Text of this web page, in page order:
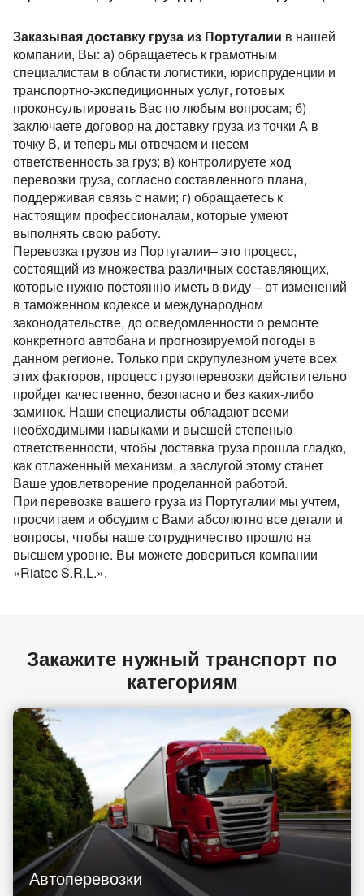
Автовоз, перевозки Автомобилей
Для Негабаритных грузов
Цельномет. Изотерма
Для Опасного груза ADR
Для Сборного груза от 200кг
Грузовые авиа перевозки
Зерновозы, перевозка зерна
Автоперевозки спецтехники
Перевозки и доставка контейнеров
Размеры контейнеров
Стоимость морских перевозок
Перевозки морем по странам
Перевозим грузы по морю
Типы ж.д. вагонов и контейнеров
Направления Ж.Д. перевозок
Стоимость перевозок ж.д вагонами
Ж.Д. вагоны, галерея
Посылки и мелкие грузы
Стоимость перевозки посылок
Доставка посылки из и в Европу
Доставка посылки Страны СНГ
Посылки из Азии, и USA
Транспорт для доставки посылок
Авто грузы
Грузы для морских перевозок.
Грузы для Ж.Д. перевозок
Грузы для авиа перевозок
Добавить транспорт
Все типы транспорта
Авто транспорт
Ж.Д. транспорт
Морской транспорт
Авиа транспорт
Контактное лицо
Контактный телефон
E-mail
Отправляя заявку, вы соглашаетесь на обработку
персональных данных.
Заказывая доставку груза из Португалии в нашей
компании, Вы: а) обращаетесь к грамотным
специалистам в области логистики, юриспруденции и
транспортно-экспедиционных услуг, готовых
проконсультировать Вас по любым вопросам; б)
заключаете договор на доставку груза из точки А в
точку В, и теперь мы отвечаем и несем
ответственность за груз; в) контролируете ход
перевозки груза, согласно составленного плана,
поддерживая связь с нами; г) обращаетесь к
настоящим профессионалам, которые умеют
выполнять свою работу.
Перевозка грузов из Португалии– это процесс,
состоящий из множества различных составляющих,
которые нужно постоянно иметь в виду – от изменений
в таможенном кодексе и международном
законодательстве, до осведомленности о ремонте
конкретного автобана и прогнозируемой погоды в
данном регионе. Только при скрупулезном учете всех
этих факторов, процесс грузоперевозки действительно
пройдет качественно, безопасно и без каких-либо
заминок. Наши специалисты обладают всеми
необходимыми навыками и высшей степенью
ответственности, чтобы доставка груза прошла гладко,
как отлаженный механизм, а заслугой этому станет
Ваше удовлетворение проделанной работой.
При перевозке вашего груза из Португалии мы учтем,
просчитаем и обсудим с Вами абсолютно все детали и
вопросы, чтобы наше сотрудничество прошло на
высшем уровне. Вы можете довериться компании
«Riatec S.R.L.».
Закажите нужный транспорт по
категориям
Автоперевозки
Контактный телефон
E-mail
Отправляя заявку, вы соглашаетесь на обработку
персональных данных.
Контактное лицо
Контактный телефон
E-mail
Отправляя заявку, вы соглашаетесь на обработку
персональных данных.